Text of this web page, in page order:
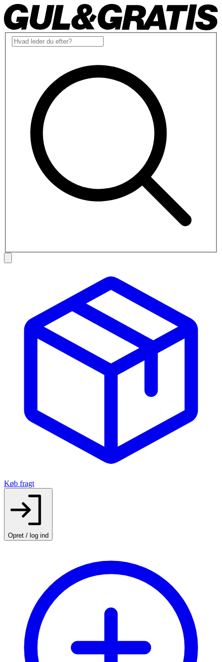
Køb fragt
Opret / log ind